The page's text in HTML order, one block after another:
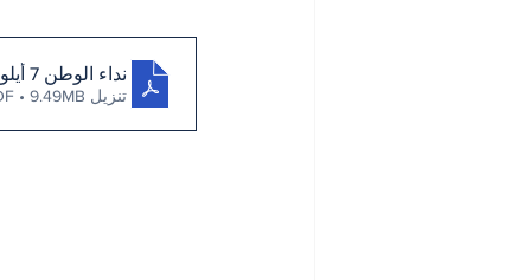
نداء الوطن 7 أيلول 2023
تنزيل PDF • 9.49MB